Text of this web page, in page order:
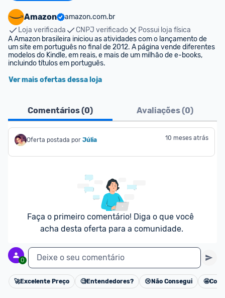
Amazon
amazon.com.br
Loja verificada
CNPJ verificado
Possui loja física
A Amazon brasileira iniciou as atividades com o lançamento de
um site em português no final de 2012. A página vende diferentes
modelos do Kindle, em reais, e mais de um milhão de e-books,
incluindo títulos em português.
Ver mais ofertas dessa loja
Comentários (0) Avaliações (0)
Oferta postada por Júlia 10 meses atrás
Faça o primeiro comentário! Diga o que você
acha desta oferta para a comunidade.
0 Deixe o seu comentário
Cancelar
🚀Excelente Preço 🧐Entendedores? 😢 Não Consegui 🤩